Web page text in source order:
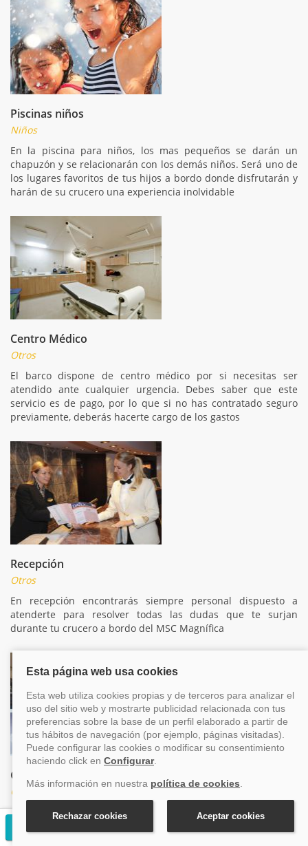
Piscinas niños
Niños
En la piscina para niños, los mas pequeños se darán un
chapuzón y se relacionarán con los demás niños. Será uno de
los lugares favoritos de tus hijos a bordo donde disfrutarán y
harán de su crucero una experiencia inolvidable
Centro Médico
Otros
El barco dispone de centro médico por si necesitas ser
atendido ante cualquier urgencia. Debes saber que este
servicio es de pago, por lo que si no has contratado seguro
previamente, deberás hacerte cargo de los gastos
Recepción
Otros
En recepción encontrarás siempre personal dispuesto a
atenderte para resolver todas las dudas que te surjan
durante tu crucero a bordo del MSC Magnífica
Galería de fotos
Otros
Durante el crucero se realizaran fotografías y las
expondremos en esta sección. Y si deseas, puedes adquirirlas
y pasarán a ser uno de los mejores recuerdos de tu crucero.